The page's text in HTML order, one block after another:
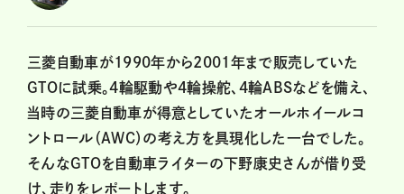
三菱自動車が1990年から2001年まで販売していた
GTOに試乗。4輪駆動や4輪操舵、4輪ABSなどを備え、
当時の三菱自動車が得意としていたオールホイールコ
ントロール（AWC）の考え方を具現化した一台でした。
そんなGTOを自動車ライターの下野康史さんが借り受
け、走りをレポートします。